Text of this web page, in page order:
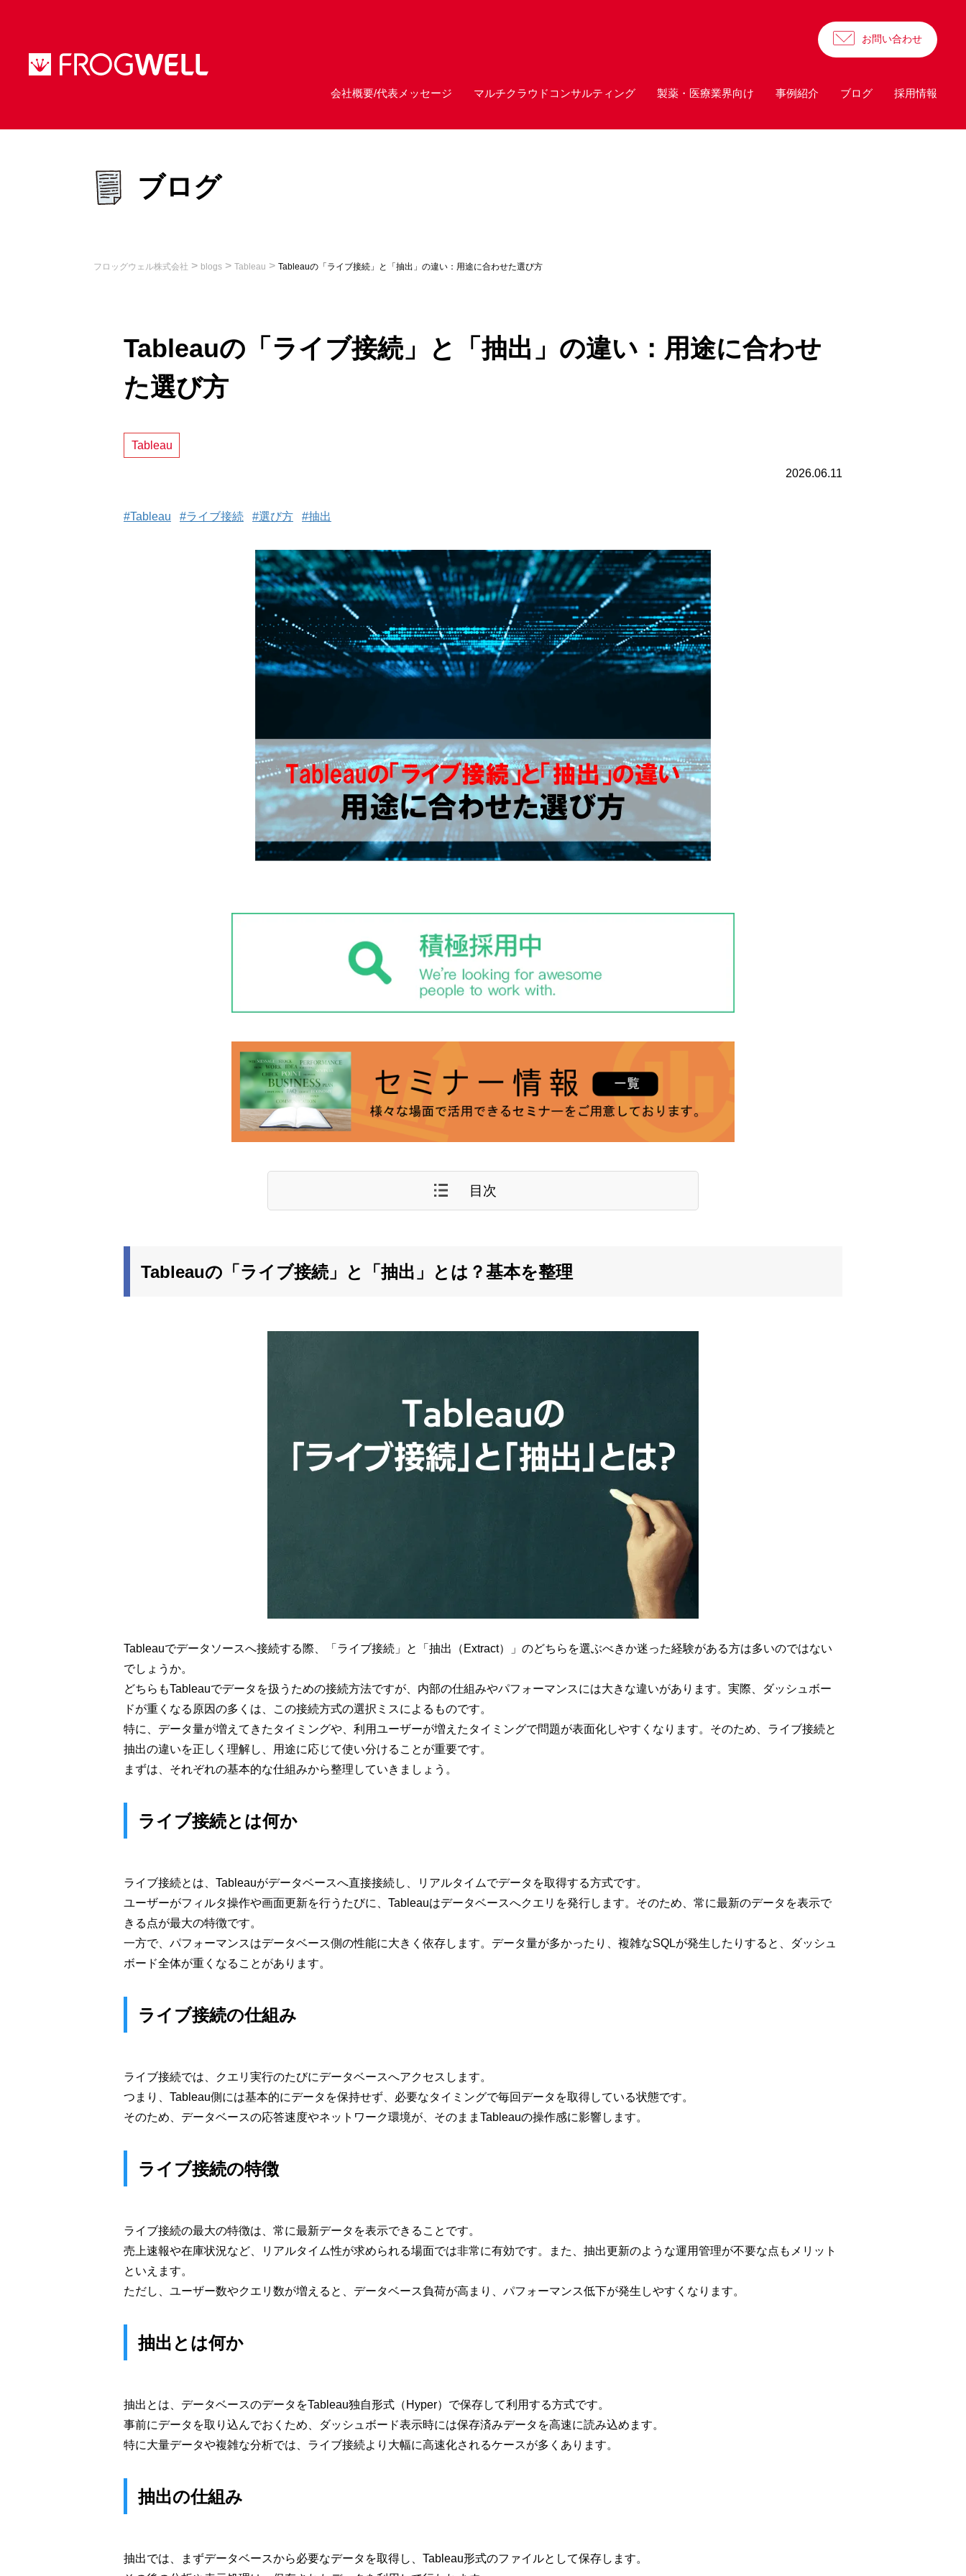
お問い合わせ
会社概要/代表メッセージ マルチクラウドコンサルティング 製薬・医療業界向け 事例紹介 ブログ 採用情報
ブログ
フロッグウェル株式会社 > blogs > Tableau > Tableauの「ライブ接続」と「抽出」の違い：用途に合わせた選び方
Tableauの「ライブ接続」と「抽出」の違い：用途に合わせ
た選び方
Tableau
2026.06.11
#Tableau #ライブ接続 #選び方 #抽出
目次
Tableauの「ライブ接続」と「抽出」とは？基本を整理
Tableauでデータソースへ接続する際、「ライブ接続」と「抽出（Extract）」のどちらを選ぶべきか迷った経験がある方は多いのではない
でしょうか。
どちらもTableauでデータを扱うための接続方法ですが、内部の仕組みやパフォーマンスには大きな違いがあります。実際、ダッシュボー
ドが重くなる原因の多くは、この接続方式の選択ミスによるものです。
特に、データ量が増えてきたタイミングや、利用ユーザーが増えたタイミングで問題が表面化しやすくなります。そのため、ライブ接続と
抽出の違いを正しく理解し、用途に応じて使い分けることが重要です。
まずは、それぞれの基本的な仕組みから整理していきましょう。
ライブ接続とは何か
ライブ接続とは、Tableauがデータベースへ直接接続し、リアルタイムでデータを取得する方式です。
ユーザーがフィルタ操作や画面更新を行うたびに、Tableauはデータベースへクエリを発行します。そのため、常に最新のデータを表示で
きる点が最大の特徴です。
一方で、パフォーマンスはデータベース側の性能に大きく依存します。データ量が多かったり、複雑なSQLが発生したりすると、ダッシュ
ボード全体が重くなることがあります。
ライブ接続の仕組み
ライブ接続では、クエリ実行のたびにデータベースへアクセスします。
つまり、Tableau側には基本的にデータを保持せず、必要なタイミングで毎回データを取得している状態です。
そのため、データベースの応答速度やネットワーク環境が、そのままTableauの操作感に影響します。
ライブ接続の特徴
ライブ接続の最大の特徴は、常に最新データを表示できることです。
売上速報や在庫状況など、リアルタイム性が求められる場面では非常に有効です。また、抽出更新のような運用管理が不要な点もメリット
といえます。
ただし、ユーザー数やクエリ数が増えると、データベース負荷が高まり、パフォーマンス低下が発生しやすくなります。
抽出とは何か
抽出とは、データベースのデータをTableau独自形式（Hyper）で保存して利用する方式です。
事前にデータを取り込んでおくため、ダッシュボード表示時には保存済みデータを高速に読み込めます。
特に大量データや複雑な分析では、ライブ接続より大幅に高速化されるケースが多くあります。
抽出の仕組み
抽出では、まずデータベースから必要なデータを取得し、Tableau形式のファイルとして保存します。